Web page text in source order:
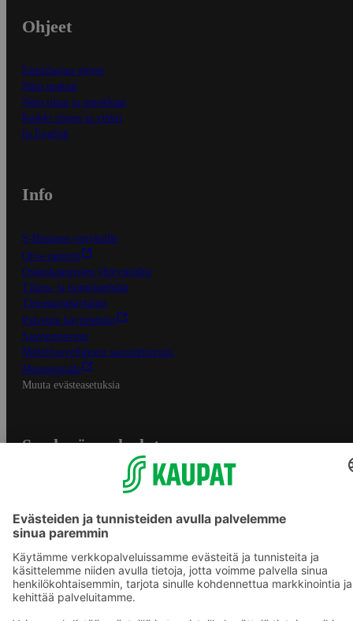
Ohjeet
Ensitilaajan ohjeet
Näin maksat
Näin tilaat ja muokkaat
Kaikki ohjeet ja vinkit
In English
Info
S-Business yrityksille
Oiva-raportit
Osuuskauppojen yhteystiedot
Tilaus- ja toimitusehdot
Tietosuojakäytäntö
Palvelun käyttöehdot
Saavutettavuus
Mobiilisovelluksen saavutettavuus
Mainostajalle
Muuta evästeasetuksia
S-ryhmän palvelut
Yhteishyvä Ruoka -sovellus
S-ostoslista -sovellus
Prisma.fi
Sokos.fi
S-Pankki